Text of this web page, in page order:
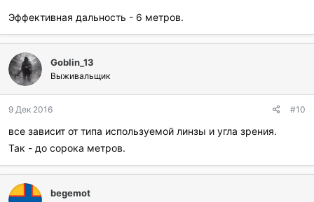
Эффективная дальность - 6 метров.
Goblin_13
Выживальщик
9 Дек 2016 #10
все зависит от типа используемой линзы и угла зрения.
Так - до сорока метров.
begemot